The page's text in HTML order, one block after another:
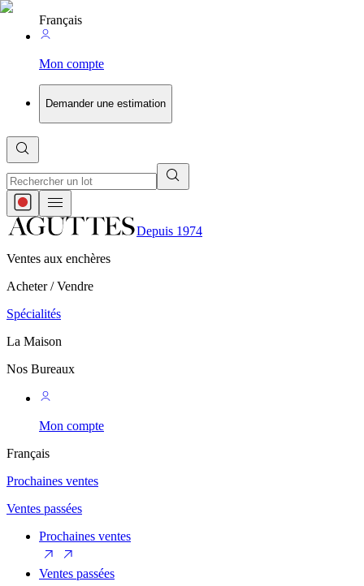
Français
Mon compte
Demander une estimation
Depuis 1974
Ventes aux enchères
Acheter / Vendre
Spécialités
La Maison
Nos Bureaux
Mon compte
Français
Prochaines ventes
Ventes passées
Prochaines ventes
Ventes passées